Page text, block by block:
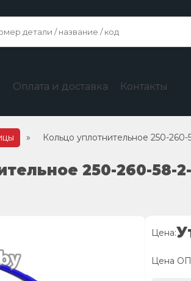
Оплата и доставка Контакты
» Кольцо уплотнительное 250-
250-260-58-
Цена:
Цена